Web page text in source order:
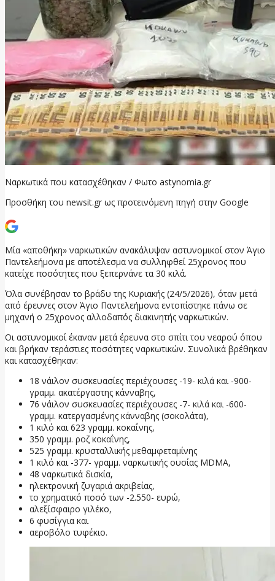
Ναρκωτικά που κατασχέθηκαν / Φωτο astynomia.gr
Προσθήκη του newsit.gr ως προτεινόμενη πηγή στην Google
Μία «αποθήκη» ναρκωτικών ανακάλυψαν αστυνομικοί στον Άγιο
Παντελεήμονα με αποτέλεσμα να συλληφθεί 25χρονος που
κατείχε ποσότητες που ξεπερνάνε τα 30 κιλά.
Όλα συνέβησαν το βράδυ της Κυριακής (24/5/2026), όταν μετά
από έρευνες στον Άγιο Παντελεήμονα εντοπίστηκε πάνω σε
μηχανή ο 25χρονος αλλοδαπός διακινητής ναρκωτικών.
Οι αστυνομικοί έκαναν μετά έρευνα στο σπίτι του νεαρού όπου
και βρήκαν τεράστιες ποσότητες ναρκωτικών. Συνολικά βρέθηκαν
και κατασχέθηκαν:
18 νάιλον συσκευασίες περιέχουσες -19- κιλά και -900-
γραμμ. ακατέργαστης κάνναβης,
76 νάιλον συσκευασίες περιέχουσες -7- κιλά και -600-
γραμμ. κατεργασμένης κάνναβης (σοκολάτα),
1 κιλό και 623 γραμμ. κοκαΐνης,
350 γραμμ. ροζ κοκαΐνης,
525 γραμμ. κρυσταλλικής μεθαμφεταμίνης
1 κιλό και -377- γραμμ. ναρκωτικής ουσίας MDMA,
48 ναρκωτικά δισκία,
ηλεκτρονική ζυγαριά ακριβείας,
το χρηματικό ποσό των -2.550- ευρώ,
αλεξίσφαιρο γιλέκο,
6 φυσίγγια και
αεροβόλο τυφέκιο.